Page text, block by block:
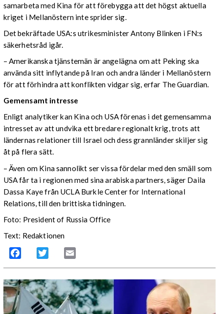
samarbeta med Kina för att förebygga att det högst aktuella
kriget i Mellanöstern inte sprider sig.
Det bekräftade USA:s utrikesminister Antony Blinken i FN:s
säkerhetsråd igår.
– Amerikanska tjänstemän är angelägna om att Peking ska
använda sitt inflytande på Iran och andra länder i Mellanöstern
för att förhindra att konflikten vidgar sig, erfar The Guardian.
Gemensamt intresse
Enligt analytiker kan Kina och USA förenas i det gemensamma
intresset av att undvika ett bredare regionalt krig, trots att
ländernas relationer till Israel och dess grannländer skiljer sig
åt på flera sätt.
– Även om Kina sannolikt ser vissa fördelar med den smäll som
USA får ta i regionen med sina arabiska partners, säger Daila
Dassa Kaye från UCLA Burkle Center for International
Relations, till den brittiska tidningen.
Foto: President of Russia Office
Text: Redaktionen
Facebook Twitter